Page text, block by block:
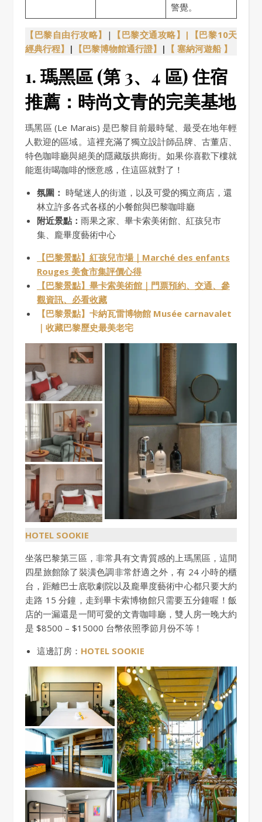
警覺。
【巴黎自由行攻略】 | 【巴黎交通攻略】 |【巴黎10天
經典行程】 | 【巴黎博物館通行證】 | 【 塞納河遊船 】
1. 瑪黑區 (第 3、4 區) 住宿
推薦：時尚文青的完美基地
瑪黑區 (Le Marais) 是巴黎目前最時髦、最受在地年輕
人歡迎的區域。這裡充滿了獨立設計師品牌、古董店、
特色咖啡廳與絕美的隱藏版拱廊街。如果你喜歡下樓就
能逛街喝咖啡的愜意感，住這區就對了！
氛圍： 時髦迷人的街道，以及可愛的獨立商店，還
林立許多各式各樣的小餐館與巴黎咖啡廳
附近景點： 雨果之家、畢卡索美術館、紅孩兒市
集、龐畢度藝術中心
【巴黎景點】紅孩兒市場｜Marché des enfants
Rouges 美食市集評價心得
【巴黎景點】畢卡索美術館｜門票預約、交通、參
觀資訊、必看收藏
【巴黎景點】卡納瓦雷博物館 Musée carnavalet
｜收藏巴黎歷史最美老宅
HOTEL SOOKIE
坐落巴黎第三區，非常具有文青質感的上瑪黑區，這間
四星旅館除了裝潢色調非常舒適之外，有 24 小時的櫃
台，距離巴士底歌劇院以及龐畢度藝術中心都只要大約
走路 15 分鐘，走到畢卡索博物館只需要五分鐘喔！飯
店的一漏還是一間可愛的文青咖啡廳，雙人房一晚大約
是 $8500 – $15000 台幣依照季節月份不等！
這邊訂房： HOTEL SOOKIE